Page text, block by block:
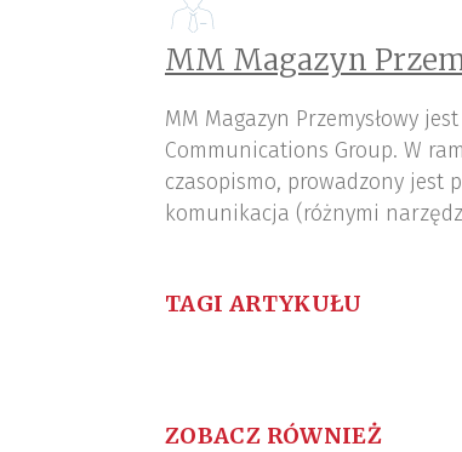
MM Magazyn
MM Magazyn Przemysłowy
Communications Group. W
czasopismo, prowadzony jest
komunikacja (różnymi
TAGI ARTYKUŁU
ZOBACZ RÓWNIEŻ